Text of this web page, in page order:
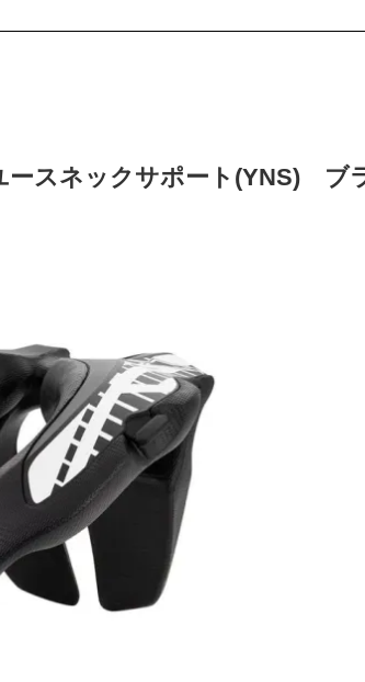
ースネックサポート(YNS) ブ